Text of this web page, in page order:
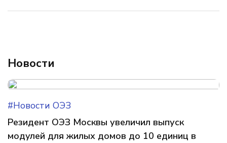
Новости
#Новости ОЭЗ
Резидент ОЭЗ Москвы увеличил выпуск
модулей для жилых домов до 10 единиц в